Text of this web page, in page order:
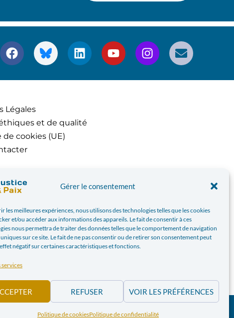
Gérer le consentement
les meilleures expériences, nous utilisons des technologies telles que les cookies
et/ou accéder aux informations des appareils. Le fait de consentir à ces
nous permettra de traiter des données telles que le comportement de navigation
sur ce site. Le fait de ne pas consentir ou de retirer son consentement peut
négatif sur certaines caractéristiques et fonctions.
services
REFUSER VOIR LES PRÉFÉRENCES
Politique de cookiesPolitique de confidentialité
Légales
et de qualité
cookies (UE)
| WEBDESIGN PARBANLIEUES ASBL